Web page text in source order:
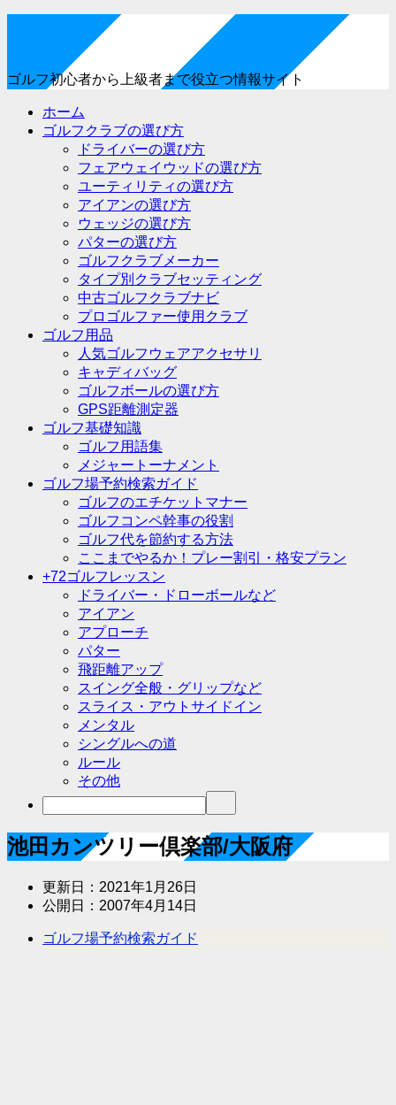
ゴルフ初心者から上級者まで役立つ情報サイト
ホーム
ゴルフクラブの選び方
ドライバーの選び方
フェアウェイウッドの選び方
ユーティリティの選び方
アイアンの選び方
ウェッジの選び方
パターの選び方
ゴルフクラブメーカー
タイプ別クラブセッティング
中古ゴルフクラブナビ
プロゴルファー使用クラブ
ゴルフ用品
人気ゴルフウェアアクセサリ
キャディバッグ
ゴルフボールの選び方
GPS距離測定器
ゴルフ基礎知識
ゴルフ用語集
メジャートーナメント
ゴルフ場予約検索ガイド
ゴルフのエチケットマナー
ゴルフコンペ幹事の役割
ゴルフ代を節約する方法
ここまでやるか！プレー割引・格安プラン
+72ゴルフレッスン
ドライバー・ドローボールなど
アイアン
アプローチ
パター
飛距離アップ
スイング全般・グリップなど
スライス・アウトサイドイン
メンタル
シングルへの道
ルール
その他
池田カンツリー倶楽部/大阪府
更新日： 2021年1月26日
公開日： 2007年4月14日
ゴルフ場予約検索ガイド